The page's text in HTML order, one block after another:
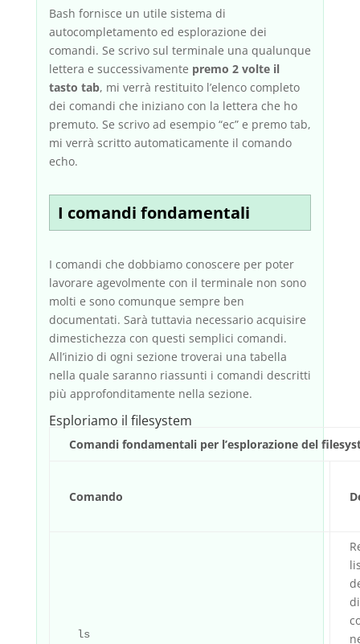
Bash fornisce un utile sistema di
autocompletamento ed esplorazione dei
comandi. Se scrivo sul terminale una qualunque
lettera e successivamente premo 2 volte il
tasto tab, mi verrà restituito l’elenco completo
dei comandi che iniziano con la lettera che ho
premuto. Se scrivo ad esempio “ec” e premo tab,
mi verrà scritto automaticamente il comando
echo.
I comandi fondamentali
I comandi che dobbiamo conoscere per poter
lavorare agevolmente con il terminale non sono
molti e sono comunque sempre ben
documentati. Sarà tuttavia necessario acquisire
dimestichezza con questi semplici comandi.
All’inizio di ogni sezione troverai una tabella
nella quale saranno riassunti i comandi descritti
più approfonditamente nella sezione.
Esploriamo il filesystem
Comandi fondamentali per l’esplorazione del
Comando
ls